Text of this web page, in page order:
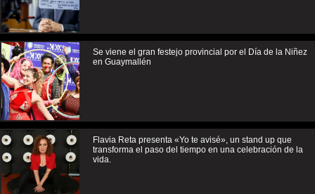
Se viene el gran festejo provincial por el Día de la Niñez
en Guaymallén
Flavia Reta presenta «Yo te avisé», un stand up que
transforma el paso del tiempo en una celebración de la
vida.